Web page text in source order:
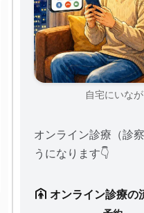
自宅にいな
オンライン診療（診
うになります👇
オンライン診療の